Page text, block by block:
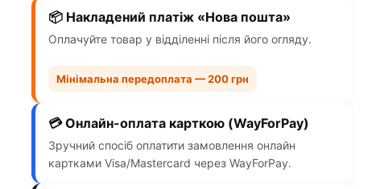
📦 Накладений платіж «Нова пошта»
Оплачуйте товар у відділенні після його огляду.
Мінімальна передоплата — 200 грн
💳 Онлайн-оплата карткою (WayForPay)
Зручний спосіб оплатити замовлення онлайн
картками Visa/Mastercard через WayForPay.